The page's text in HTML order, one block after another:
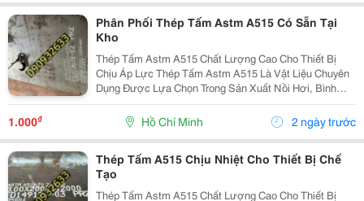
Phân Phối Thép Tấm Astm A515 Có Sẵn Tại
Kho
Thép Tấm Astm A515 Chất Lượng Cao Cho Thiết Bị
Chịu Áp Lực Thép Tấm Astm A515 Là Vật Liệu Chuyên
Dụng Được Lựa Chọn Trong Sản Xuất Nồi Hơi, Bình
Chịu Áp, Bồn Chứa Công Nghiệp Và Các Thiết Bị Làm
Việc Ở Nhiệt Độ Cao. Với Khả Năng Chịu Áp Lực Tốt,
1.000₫ Hồ Chí Minh 2 ngày trước
Thép Tấm A515 Chịu Nhiệt Cho Thiết Bị Chế
Tạo
Thép Tấm Astm A515 Chất Lượng Cao Cho Thiết Bị